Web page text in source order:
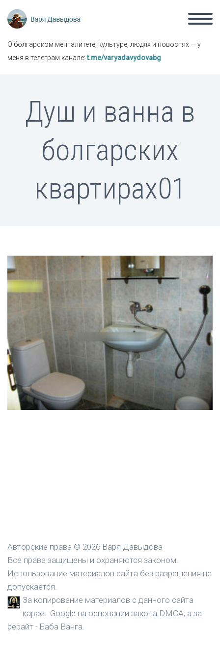
О болгарском менталитете, культуре, людях и новостях — у
меня в телеграм канале:t.me/varyadavydovabg
Душ и ванна в
болгарских
квартирах01
Авторские права © 2026 Варя Давыдова
Все права защищены и охраняются законом.
Использование материалов сайта без разрешения не
допускается.
За копирование материалов с данного сайта
карает Google на основании закона DMCA, а за
рерайт - Баба Ванга.